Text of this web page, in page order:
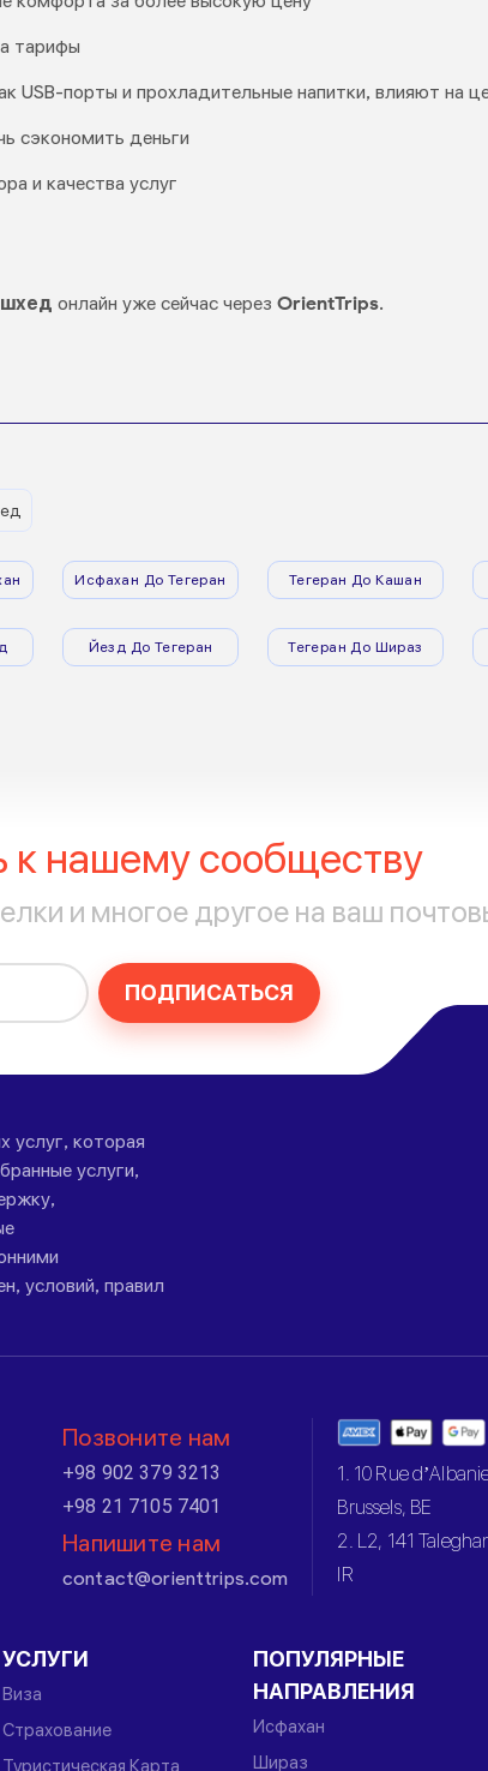
тарифы
USB-порты и прохладительные напитки, влияют на
сэкономить деньги
и качества услуг
онлайн уже сейчас через OrientTrips.
Исфахан До Тегеран Тегеран До Кашан
Йезд До Тегеран Тегеран До Шираз
к нашему сообществу
и многое другое на ваш
ПОДПИСАТЬСЯ
услуг, которая
услуги,
условий, правил
Позвоните нам
+98 902 379 3213
+98 21 7105 7401
Напишите нам
contact@orienttrips.com
1. 10 Rue
Brussels, BE
2. L2, 141
IR
УСЛУГИ
Виза
Страхование
Туристическая Карта
ПОПУЛЯРНЫЕ
НАПРАВЛЕНИЯ
Исфахан
Шираз